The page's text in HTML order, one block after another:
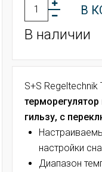
В
В наличии
S+S Regeltechnik
гильзу, с
настройки
Диапазон